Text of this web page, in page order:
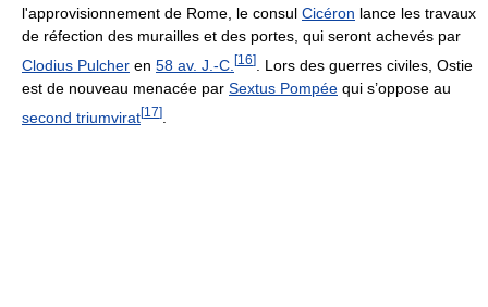
l'approvisionnement de Rome, le consul Cicéron lance les travaux
de réfection des murailles et des portes, qui seront achevés par
Clodius Pulcher en 58 av. J.-C. [16]
. Lors des guerres civiles, Ostie
est de nouveau menacée par Sextus Pompée qui s’oppose au
second triumvirat[17]